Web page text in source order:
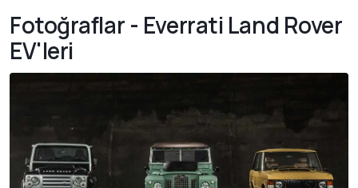
Fotoğraflar - Everrati Land Rover
EV'leri